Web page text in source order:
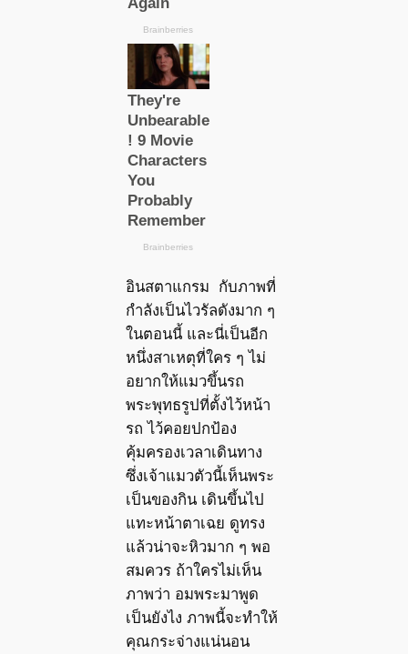
อินสตาแกรม กับภาพที่
กำลังเป็นไวรัลดังมาก ๆ
ในตอนนี้ และนี่เป็นอีก
หนึ่งสาเหตุที่ใคร ๆ ไม่
อยากให้แมวขึ้นรถ
พระพุทธรูปที่ตั้งไว้หน้า
รถ ไว้คอยปกป้อง
คุ้มครองเวลาเดินทาง
ซึ่งเจ้าแมวตัวนี้เห็นพระ
เป็นของกิน เดินขึ้นไป
แทะหน้าตาเฉย ดูทรง
แล้วน่าจะหิวมาก ๆ พอ
สมควร ถ้าใครไม่เห็น
ภาพว่า อมพระมาพูด
เป็นยังไง ภาพนี้จะทำให้
คุณกระจ่างแน่นอน